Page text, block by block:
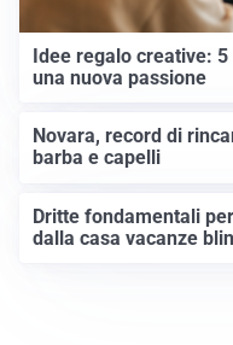
Idee regalo creative:
una nuova passione
Novara, record di
barba e capelli
Dritte fondamentali
dalla casa vacanze